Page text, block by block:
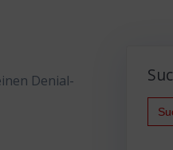
Denial-
for: